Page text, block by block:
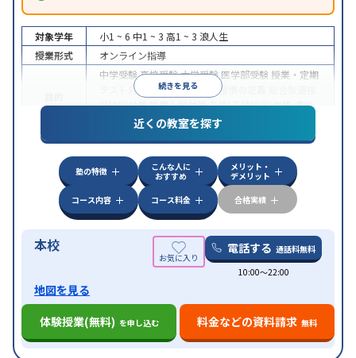
続きを見る
対象学年 小1 ~ 6 中1 ~ 3 高1 ~ 3 浪人生
授業形式
オンライン指導
中学受験高校受験大学受験 医学部受験 授業・定期
テスト対策
内申点対策 学習習慣の定着
(旧AO)対策推薦入試対策英検(英語検定)対策漢検
(漢字検定)対策
中高一貫校生に対応成績保証制度あり授業の振替
可能不登校生に対応学習にPC・タブレットを利用
オンライン対応1科目から受講可能
近くの教室を探す
塾の特徴
こんな人に
おすすめ
メリット・
デメリット
コース内容
コース料金 合格実績
本校 電話する 通話料無料
10:00〜22:00
地図を見る
体験授業(無料) を申し込む 料金などの資料請求 無料